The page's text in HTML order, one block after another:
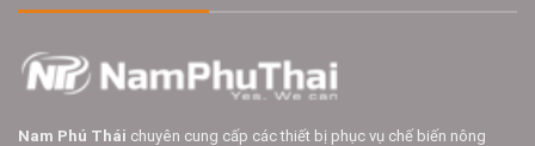
Nam Phú Thái chuyên cung cấp các thiết bị phục vụ chế biến nông